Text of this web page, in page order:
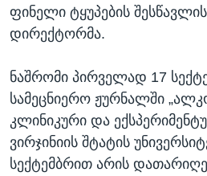
ფინელი ტყუპების
დირექტორმა.
ნაშრომი პირველად 17
სამეცნიერო ჟურნალში
კლინიკური და
ვირჯინიის შტატის
სექტემბრით არის